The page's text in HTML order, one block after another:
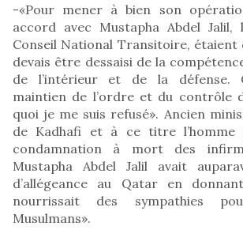
-«Pour mener à bien son
accord avec Mustapha Abdel Jalil,
Conseil National Transitoire, étaient
devais être dessaisi de la
de l’intérieur et de la défense.
maintien de l’ordre et du contrôle
quoi je me suis refusé». Ancien
de Kadhafi et à ce titre
condamnation à mort des
Mustapha Abdel Jalil avait
d’allégeance au Qatar en
nourrissait des sympathies
Musulmans».